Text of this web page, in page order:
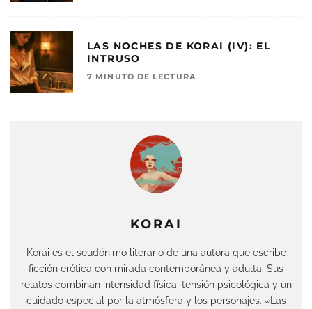
KORAI
Korai es el seudónimo literario de una autora que escribe
ficción erótica con mirada contemporánea y adulta. Sus
relatos combinan intensidad física, tensión psicológica y un
cuidado especial por la atmósfera y los personajes. «Las
LAS NOCHES DE KORAI (IV): EL
INTRUSO
7 MINUTO DE LECTURA